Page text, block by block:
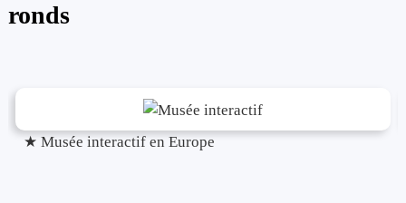
ronds
★ Musée interactif en Europe